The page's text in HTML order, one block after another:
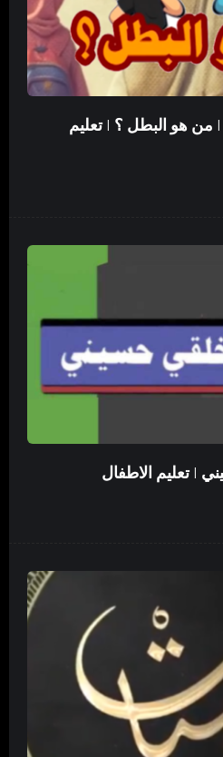
| من هو البطل ؟ | تعليم
| تعليم الاطفال